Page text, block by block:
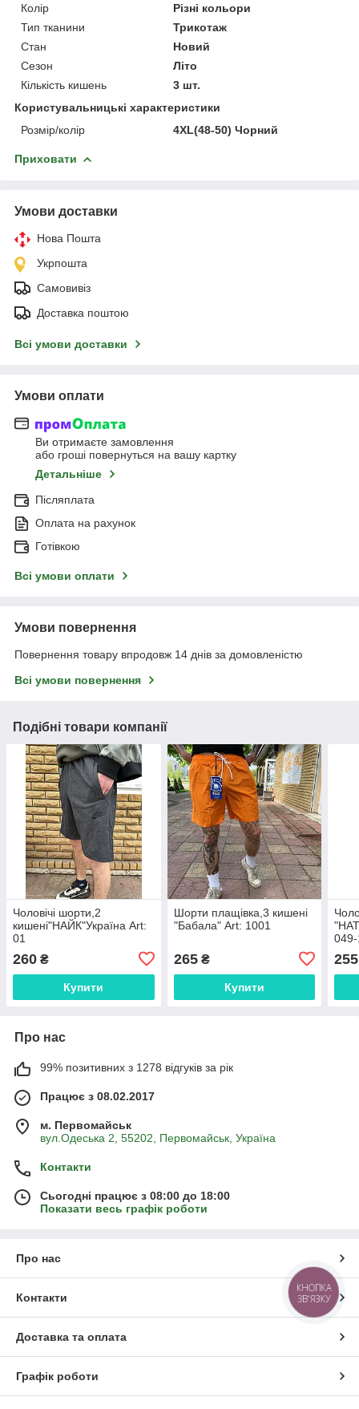
Колір
Різні кольори
Тип тканини
Трикотаж
Стан
Новий
Сезон
Літо
Кількість кишень
3 шт.
Користувальницькі характеристики
Розмір/колір
4XL(48-50) Чорний
Приховати
Умови доставки
Нова Пошта
Укрпошта
Самовивіз
Доставка поштою
Всі умови доставки
Умови оплати
Ви отримаєте замовлення
або гроші повернуться на вашу картку
Детальніше
Післяплата
Оплата на рахунок
Готівкою
Всі умови оплати
Умови повернення
Повернення товару впродовж 14 днів за домовленістю
Всі умови повернення
Подібні товари компанії
Чоловічі шорти,2
кишені"НАЙК"Україна Art:
01
260 ₴
Купити
Шорти плащівка,3 кишені
"Бабала" Art: 1001
265₴
Купити
255
Про нас
99% позитивних з 1278 відгуків за рік
Працює з 08.02.2017
м. Первомайськ
вул.Одеська 2, 55202, Первомайськ, Україна
Контакти
Сьогодні працює з 08:00 до 18:00
Показати весь графік роботи
Про нас
Контакти
Доставка та оплата
Графік роботи
КНОПКА
ЗВ'ЯЗКУ